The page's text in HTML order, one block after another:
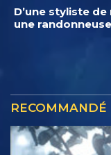
D’une styliste de
une randonneuse
RECOMMANDÉ